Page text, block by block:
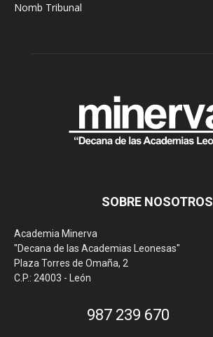
Nomb Tribunal
SOBRE NOSOTROS
Academia Minerva
"Decana de las Academias Leonesas"
Plaza Torres de Omaña, 2
C.P.: 24003 - León
987 239 670